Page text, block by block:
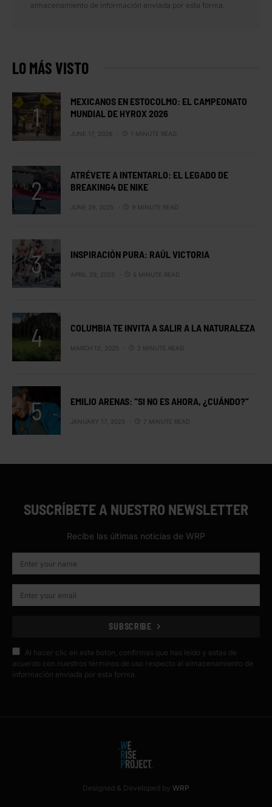
almacenamiento de información enviada por esta forma.
LO MÁS VISTO
MEXICANOS EN ESTOCOLMO: EL CAMPEONATO
MUNDIAL DE HYROX 2026
JUNE 17, 2026 1 MINUTE READ
ATRÉVETE A INTENTARLO: EL LEGADO DE
BREAKING4 DE NIKE
JUNE 29, 2025 9 MINUTE READ
INSPIRACIÓN PURA: RAÚL VICTORIA
APRIL 29, 2025 5 MINUTE READ
COLUMBIA TE INVITA A SALIR A LA NATURALEZA
MARCH 12, 2025 2 MINUTE READ
EMILIO ARENAS: “SI NO ES AHORA, ¿CUÁNDO?”
JANUARY 17, 2025 7 MINUTE READ
SUSCRÍBETE A NUESTRO NEWSLETTER
Recibe las últimas noticias de WRP
SUBSCRIBE
Al hacer clic en este botón, confirmas que has leído y estas de
acuerdo con nuestros términos de uso respecto al almacenamiento de
información enviada por esta forma.
Designed & Developed by WRP